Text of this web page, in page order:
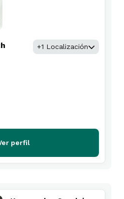
+1 Localización
perfil